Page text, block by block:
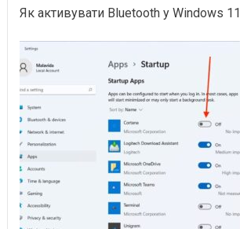
Як активувати Bluetooth у Windows 11